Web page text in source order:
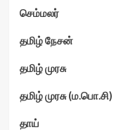
செம்மலர்
தமிழ் நேசன்
தமிழ் முரசு
தமிழ் முரசு (ம.பொ.சி)
தாய்